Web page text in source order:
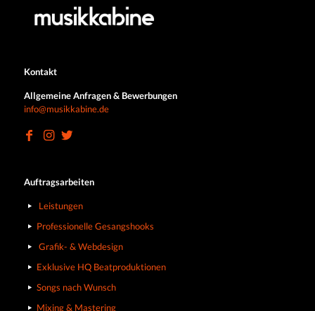
Kontakt
Allgemeine Anfragen & Bewerbungen
info@musikkabine.de
Auftragsarbeiten
Leistungen
Professionelle Gesangshooks
Grafik- & Webdesign
Exklusive HQ Beatproduktionen
Songs nach Wunsch
Mixing & Mastering